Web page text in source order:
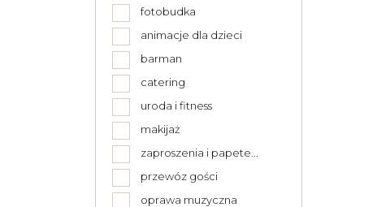
fotobudka
animacje dla dzieci
barman
catering
uroda i fitness
makijaż
zaproszenia i papete...
przewóz gości
oprawa muzyczna